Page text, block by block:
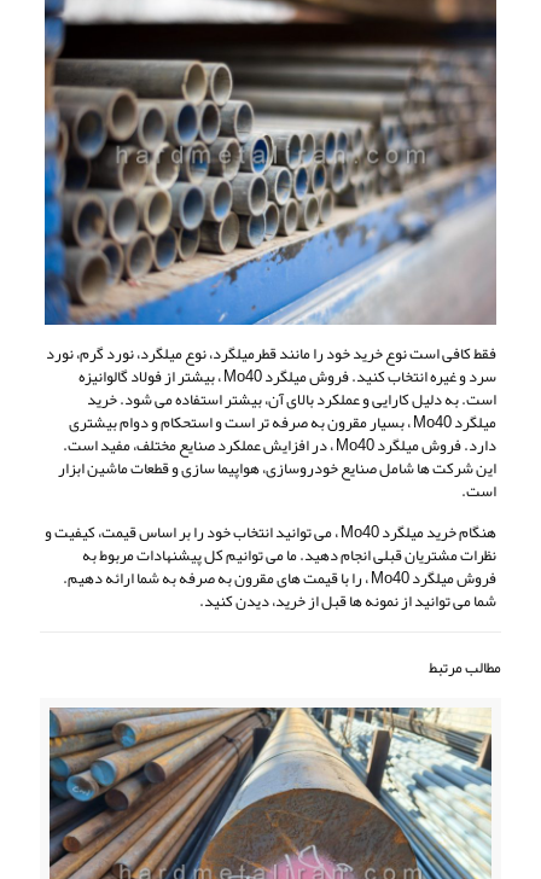
فقط کافی است نوع خرید خود را مانند قطرمیلگرد، نوع میلگرد، نورد گرم، نورد
سرد و غیره انتخاب کنید. فروش میلگرد Mo40 ، بیشتر از فولاد گالوانیزه
است. به دلیل کارایی و عملکرد بالای آن، بیشتر استفاده می شود. خرید
میلگرد Mo40 ، بسیار مقرون به صرفه تر است و استحکام و دوام بیشتری
دارد. فروش میلگرد Mo40 ، در افزایش عملکرد صنایع مختلف، مفید است.
این شرکت ها شامل صنایع خودروسازی، هواپیما سازی و قطعات ماشین ابزار
است.
هنگام خرید میلگرد Mo40 ، می توانید انتخاب خود را بر اساس قیمت، کیفیت و
نظرات مشتریان قبلی انجام دهید. ما می توانیم کل پیشنهادات مربوط به
فروش میلگرد Mo40 ، را با قیمت های مقرون به صرفه به شما ارائه دهیم.
شما می توانید از نمونه ها قبل از خرید، دیدن کنید.
مطالب مرتبط